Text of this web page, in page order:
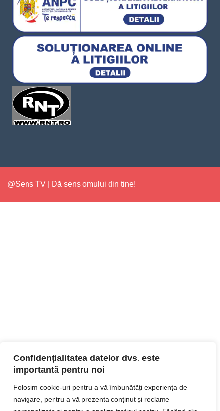
Confidențialitatea datelor dvs. este
importantă pentru noi
Folosim cookie-uri pentru a vă îmbunătăți experiența de
navigare, pentru a vă prezenta conținut și reclame
@Sens TV | Dă sens omului din tine!